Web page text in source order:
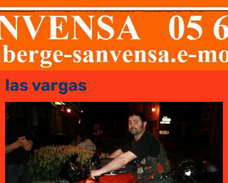
las vargas